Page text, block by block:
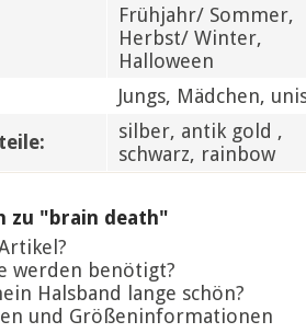
Frühjahr/ Sommer,
Herbst/ Winter,
Halloween
Jungs, Mädchen,
silber, antik gold ,
schwarz, rainbow
zu "brain death"
werden benötigt?
Halsband lange schön?
und Größeninformationen